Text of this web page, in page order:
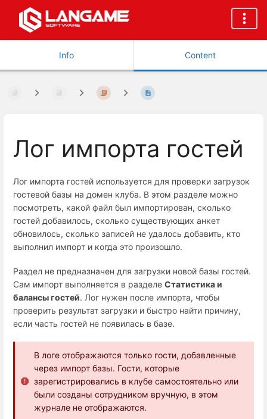
Info Content
Лог импорта гостей
Лог импорта гостей используется для проверки загрузок
гостевой базы на домен клуба. В этом разделе можно
посмотреть, какой файл был импортирован, сколько
гостей добавилось, сколько существующих анкет
обновилось, сколько записей не удалось добавить, кто
выполнил импорт и когда это произошло.
Раздел не предназначен для загрузки новой базы гостей.
Сам импорт выполняется в разделе Статистика и
балансы гостей. Лог нужен после импорта, чтобы
проверить результат загрузки и быстро найти причину,
если часть гостей не появилась в базе.
В логе отображаются только гости, добавленные
через импорт базы. Гости, которые
зарегистрировались в клубе самостоятельно или
были созданы сотрудником вручную, в этом
журнале не отображаются.